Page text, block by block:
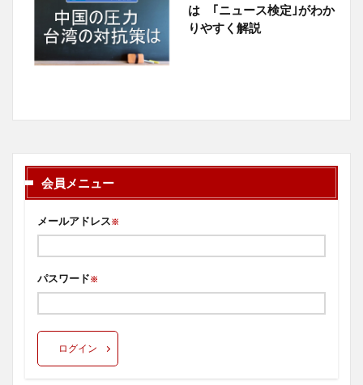
は ｢ニュース検定｣がわか
りやすく解説
会員メニュー
メールアドレス※
パスワード※
ログイン